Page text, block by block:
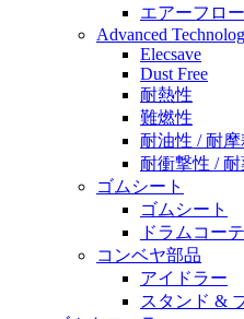
エアーフロー
Advanced
Elecsave
Dust Free
耐熱性
難燃性
耐油性 / 耐摩
耐衝撃性 /
ゴムシート
ゴムシート
ドラムコー
コンベヤ部品
アイドラー
スタンド &